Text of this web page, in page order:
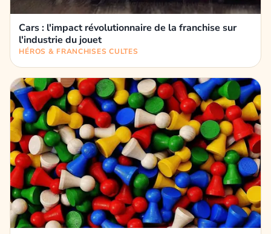
Cars : l'impact révolutionnaire de la franchise sur
l'industrie du jouet
HÉROS & FRANCHISES CULTES